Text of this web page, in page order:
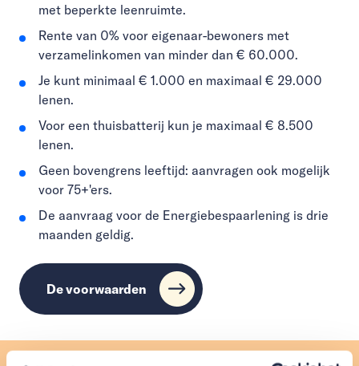
met beperkte leenruimte.
Rente van 0% voor eigenaar-bewoners met
verzamelinkomen van minder dan € 60.000.
Je kunt minimaal € 1.000 en maximaal € 29.000
lenen.
Voor een thuisbatterij kun je maximaal € 8.500
lenen.
Geen bovengrens leeftijd: aanvragen ook mogelijk
voor 75+'ers.
De aanvraag voor de Energiebespaarlening is drie
maanden geldig.
De voorwaarden